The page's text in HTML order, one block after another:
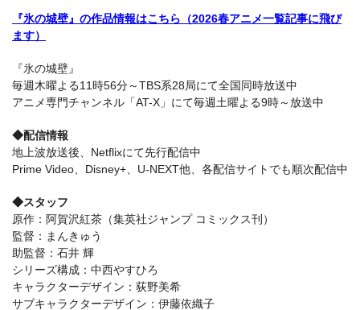
『氷の城壁』の作品情報はこちら（2026春アニメ一覧記事に飛び
ます）
『氷の城壁』
毎週木曜よる11時56分～TBS系28局にて全国同時放送中
アニメ専門チャンネル「AT-X」にて毎週土曜よる9時～放送中
◆配信情報
地上波放送後、Netflixにて先行配信中
Prime Video、Disney+、U-NEXT他、各配信サイトでも順次配信中
◆スタッフ
原作：阿賀沢紅茶（集英社ジャンプ コミックス刊）
監督：まんきゅう
助監督：石井 輝
シリーズ構成：中西やすひろ
キャラクターデザイン：荻野美希
サブキャラクターデザイン：伊藤依織子